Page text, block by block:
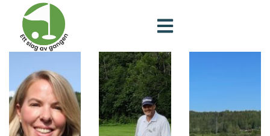
Bærum Golfklubb